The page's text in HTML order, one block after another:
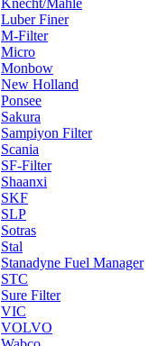
Knecht/Mahle
Luber Finer
M-Filter
Micro
Monbow
New Holland
Ponsee
Sakura
Sampiyon Filter
Scania
SF-Filter
Shaanxi
SKF
SLP
Sotras
Stal
Stanadyne Fuel Manager
STC
Sure Filter
VIC
VOLVO